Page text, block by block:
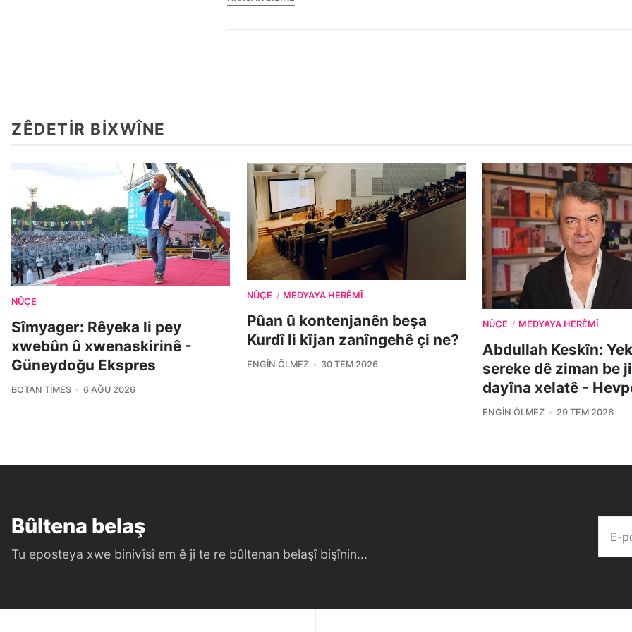
ZÊDETIR BIXWÎNE
NÛÇE
Sîmyager: Rêyeka li pey
xwebûn û xwenaskirinê -
Güneydoğu Ekspres
BOTAN TIMES 6 AĞU 2026
NÛÇE / MEDYAYA HERÊMÎ
Pûan û kontenjanên beşa
Kurdî li kîjan zanîngehê çi ne?
ENGIN ÖLMEZ 30 TEM 2026
NÛÇE / MEDYAYA HERÊMÎ
Abdullah Keskîn:
sereke dê ziman be
dayîna xelatê -
ENGIN ÖLMEZ 29 TEM 2026
Bûltena belaş
Tu eposteya xwe binivîsî em ê ji te re bûltenan belaşî bişînin...